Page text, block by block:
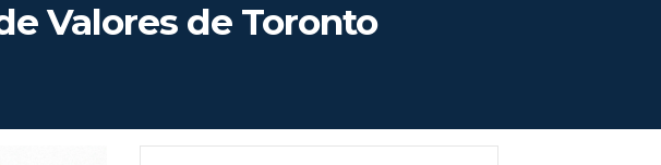
Valores de Toronto